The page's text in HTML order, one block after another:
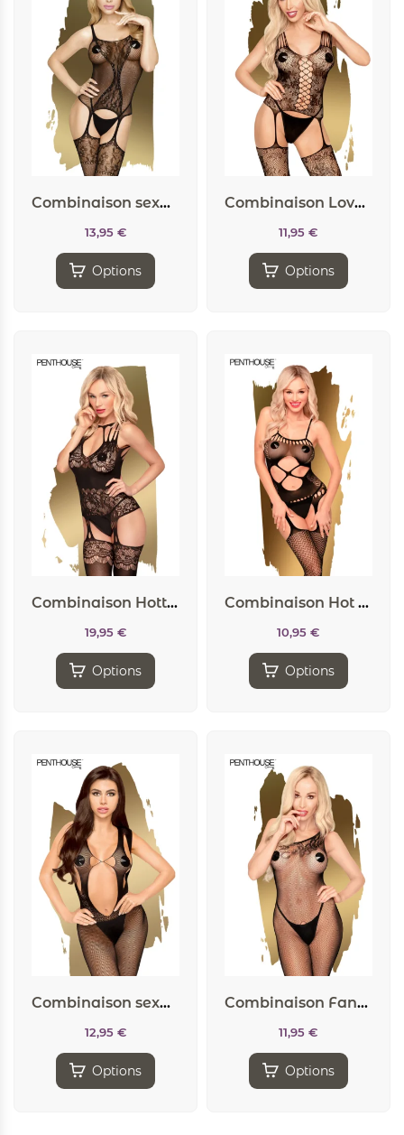
Combinaison sexy Miss curvy – Penthouse
13,95 €
Options
Combinaison Love bud noire – Penthouse
11,95 €
Options
Combinaison Hottie noire – Penthouse
19,95 €
Options
Combinaison Hot Nightfall Noir – Penthouse
10,95 €
Options
Combinaison sexy Forbidden Fruit – Penthouse
12,95 €
Options
Combinaison Fancy dope – Penthouse
11,95 €
Options